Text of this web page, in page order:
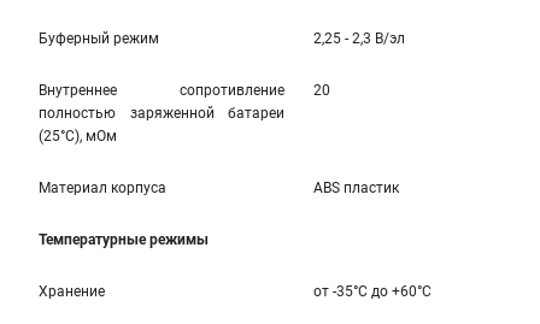
Буферный режим 2,25 - 2,3 В/эл
Внутреннее сопротивление
полностью заряженной батареи
(25°С), мОм
20
Материал корпуса ABS пластик
Температурные режимы
Хранение от -35°С до +60°С